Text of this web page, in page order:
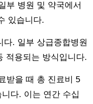
부 병원 및 약국에서
있습니다.
. 일부 상급종합병원
적용되는 방식입니다.
받을 때 총 진료비 5
다. 이는 연간 수십